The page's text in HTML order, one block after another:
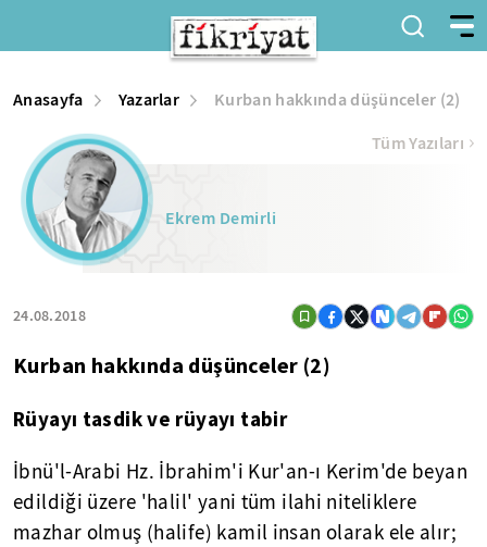
Anasayfa Yazarlar Kurban hakkında düşünceler (2)
Ekrem Demirli
24.08.2018
Tüm Yazıları
Kurban hakkında düşünceler (2)
Rüyayı tasdik ve rüyayı tabir
İbnü'l-Arabi Hz. İbrahim'i Kur'an-ı Kerim'de beyan
edildiği üzere 'halil' yani tüm ilahi niteliklere
mazhar olmuş (halife) kamil insan olarak ele alır;